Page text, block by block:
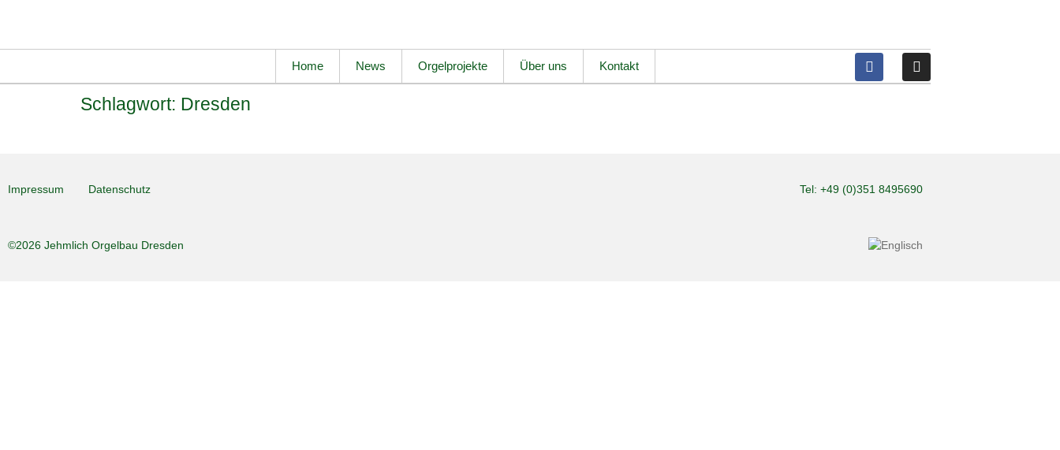
Home News Orgelprojekte Über uns Kontakt
Schlagwort: Dresden
Impressum Datenschutz Tel: +49 (0)351 8495690
©2026 Jehmlich Orgelbau Dresden